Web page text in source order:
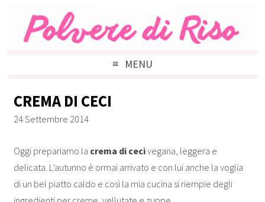
MENU
CREMA DI CECI
24 Settembre 2014
Oggi prepariamo la crema di cecivegana, leggera e
delicata. L’autunno è ormai arrivato e con lui anche la voglia
di un bel piatto caldo e così la mia cucina si riempie degli